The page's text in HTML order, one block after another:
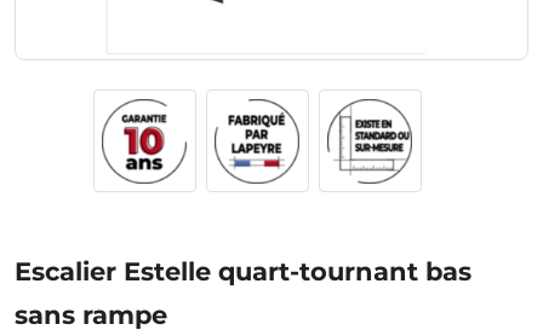
Escalier Estelle quart-tournant bas
sans rampe